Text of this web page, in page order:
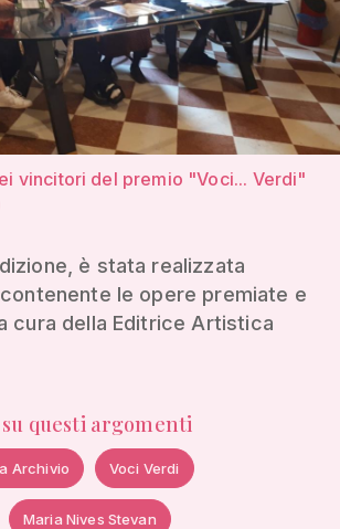
vincitori del premio "Voci... Verdi"
è stata realizzata
contenente le opere premiate e
cura della Editrice Artistica
questi argomenti
Archivio Voci Verdi
Maria Nives Stevan